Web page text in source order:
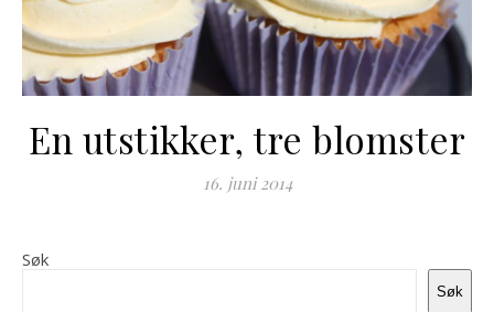
En utstikker, tre blomster
16. juni 2014
Søk
Søk